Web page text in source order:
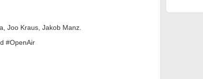
Joo Kraus, Jakob Manz.
#OpenAir